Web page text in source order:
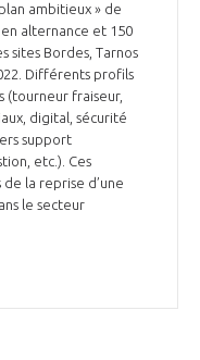
ambitieux » de
alternance et 150
sites Bordes, Tarnos
Différents profils
(tourneur fraiseur,
digital, sécurité
support
etc.). Ces
la reprise d’une
le secteur